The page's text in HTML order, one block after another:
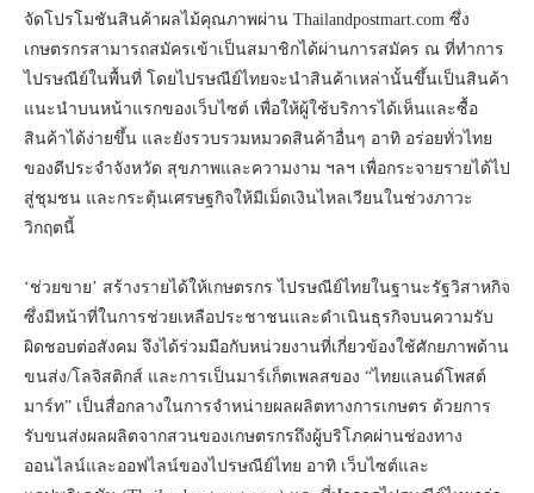
จัดโปรโมชันสินค้าผลไม้คุณภาพผ่าน Thailandpostmart.com ซึ่ง
เกษตรกรสามารถสมัครเข้าเป็นสมาชิกได้ผ่านการสมัคร ณ ที่ทำการ
ไปรษณีย์ในพื้นที่ โดยไปรษณีย์ไทยจะนำสินค้าเหล่านั้นขึ้นเป็นสินค้า
แนะนำบนหน้าแรกของเว็บไซต์ เพื่อให้ผู้ใช้บริการได้เห็นและซื้อ
สินค้าได้ง่ายขึ้น และยังรวบรวมหมวดสินค้าอื่นๆ อาทิ อร่อยทั่วไทย
ของดีประจำจังหวัด สุขภาพและความงาม ฯลฯ เพื่อกระจายรายได้ไป
สู่ชุมชน และกระตุ้นเศรษฐกิจให้มีเม็ดเงินไหลเวียนในช่วงภาวะ
วิกฤตนี้
‘ช่วยขาย’ สร้างรายได้ให้เกษตรกร ไปรษณีย์ไทยในฐานะรัฐวิสาหกิจ
ซึ่งมีหน้าที่ในการช่วยเหลือประชาชนและดำเนินธุรกิจบนความรับ
ผิดชอบต่อสังคม จึงได้ร่วมมือกับหน่วยงานที่เกี่ยวข้องใช้ศักยภาพด้าน
ขนส่ง/โลจิสติกส์ และการเป็นมาร์เก็ตเพลสของ “ไทยแลนด์โพสต์
มาร์ท” เป็นสื่อกลางในการจำหน่ายผลผลิตทางการเกษตร ด้วยการ
รับขนส่งผลผลิตจากสวนของเกษตรกรถึงผู้บริโภคผ่านช่องทาง
ออนไลน์และออฟไลน์ของไปรษณีย์ไทย อาทิ เว็บไซต์และ